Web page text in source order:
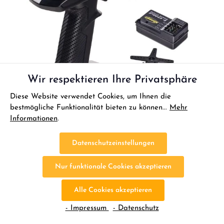
Empfängerkomponenten je nach Einsatzbereich ACHTUNG! Nicht geeignet für
Kinder unter 14 Jahren.Benutzung unter unmittelbarer Aufsicht von Erwachsenen.
Carson Reflex Wheel Pro 4 LCD mit Brushless
Wir respektieren Ihre Privatsphäre
Diese Website verwendet Cookies, um Ihnen die
bestmögliche Funktionalität bieten zu können... Mehr
Informationen.
Datenschutzeinstellungen
Nur funktionale Cookies akzeptieren
Alle Cookies akzeptieren
- Impressum - Datenschutz